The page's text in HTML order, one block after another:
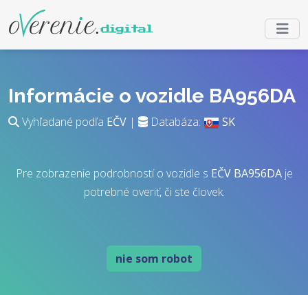
Informácie o vozidle BA956DA
Vyhľadané podľa EČV | Databáza: SK
Pre zobrazenie podrobností o vozidle s EČV BA956DAje
potrebné overiť, či ste človek.
nie som robot